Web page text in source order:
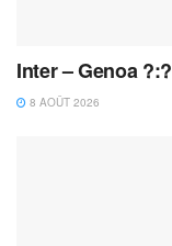
Inter – Genoa ?:?
8 AOÛT 2026